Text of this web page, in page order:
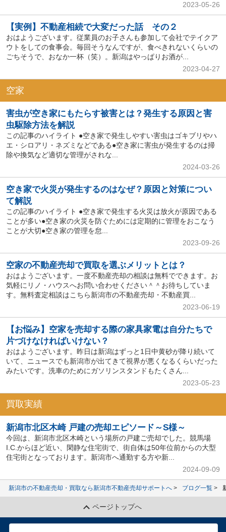
2023-05-26
【実例】不動産相続で大変だった話 その２
おはようございます。従業員のお子さんも参加して会社でテイクア
ウトをしての食事会。毎回そうなんですが、食べきれないくらいの
ごちそうで、おなか一杯（笑）。新潟はやっぱりお酒が...
2023-04-27
空家
害虫が空き家にもたらす被害とは？発生する原因と害
虫駆除方法を解説
この記事のハイライト ●空き家で発生しやすい害虫はゴキブリやハ
エ・シロアリ・ネズミなどである●空き家に害虫が発生するのは掃
除や換気など適切な管理がされな...
2024-03-26
空き家で火災が発生するのはなぜ？原因と対策につい
て解説
この記事のハイライト ●空き家で発生する火災は放火が原因である
ことが多い●空き家の火災を防ぐためには定期的に管理をおこなう
ことが大切●空き家の管理を怠...
2023-09-26
空家の不動産売却で買取を選ぶメリットとは？
おはようございます。一度不動産売却の相談は無料でできます。お
気軽にリノ・ハウスへお問い合わせください＾＾お待ちしていま
す。無料査定相談はこちら新潟市の不動産売却・不動産買...
2023-06-19
【お悩み】空家を売却する際の家具家電は自分たちで
片づけなければいけない？
おはようございます。昨日は新潟はずっと1日中黄砂が降り続いて
いて、ニュースでも新潟市が出てきて視界が悪くなるくらいだった
みたいです。洗車のためにガソリンスタンドもたくさん...
2023-05-23
買取実績
新潟市北区木崎 戸建の売却エピソード～S様～
今回は、新潟市北区木崎という場所の戸建ご売却でした。競馬場
I.C.からほど近い、閑静な住宅街で、街自体は50年位前からの大型
住宅街となっております。新潟市へ通勤する方や新...
2024-09-09
新潟市の不動産売却・買取なら新潟市不動産売却サポートへ ブログ一覧
ページトップへ